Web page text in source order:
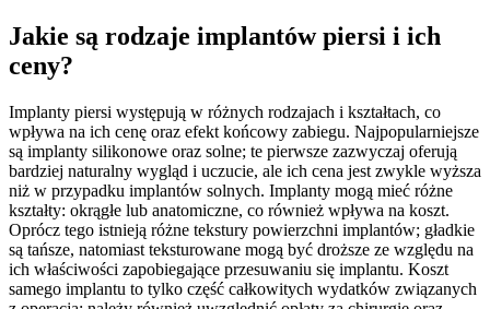
Jakie są rodzaje implantów piersi i ich
ceny?
Implanty piersi występują w różnych rodzajach i kształtach, co
wpływa na ich cenę oraz efekt końcowy zabiegu. Najpopularniejsze
są implanty silikonowe oraz solne; te pierwsze zazwyczaj oferują
bardziej naturalny wygląd i uczucie, ale ich cena jest zwykle wyższa
niż w przypadku implantów solnych. Implanty mogą mieć różne
kształty: okrągłe lub anatomiczne, co również wpływa na koszt.
Oprócz tego istnieją różne tekstury powierzchni implantów; gładkie
są tańsze, natomiast teksturowane mogą być droższe ze względu na
ich właściwości zapobiegające przesuwaniu się implantu. Koszt
samego implantu to tylko część całkowitych wydatków związanych